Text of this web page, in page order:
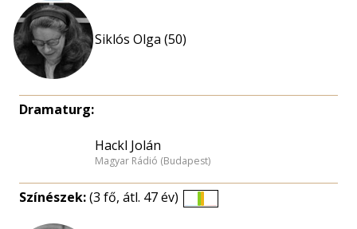
Siklós Olga (50)
Dramaturg:
Hackl Jolán
Magyar Rádió (Budapest)
Színészek:(3 fő, átl. 47 év)